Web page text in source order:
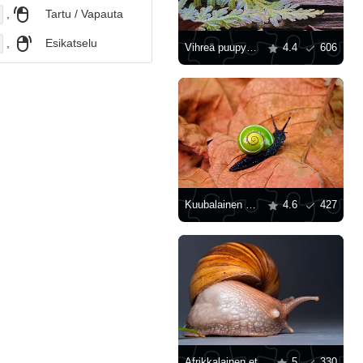
, Tartu / Vapauta
, Esikatselu Vihreä puupyörijä 4.4 606
Kuubalainen etana 4.6 427